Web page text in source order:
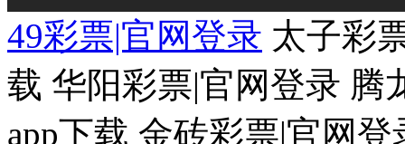
49彩票|官网登录 太子彩
载 华阳彩票|官网登录 腾
app下载 金砖彩票|官网